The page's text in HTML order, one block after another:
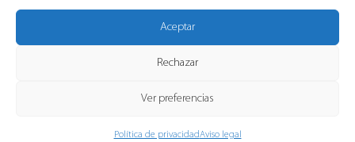
Aceptar
Rechazar
Ver preferencias
Política de privacidadAviso legal
Grupo Gorlan refuerza su
sostenibilidad y la excelencia tras
multisede de AENOR